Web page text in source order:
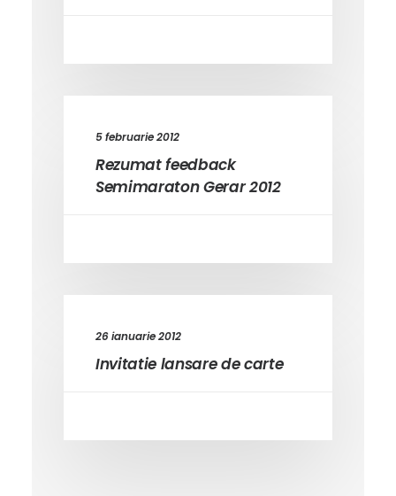
5 februarie 2012
Rezumat feedback
Semimaraton Gerar 2012
26 ianuarie 2012
Invitatie lansare de carte